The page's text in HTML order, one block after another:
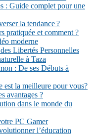
: Guide complet pour une
la tendance ?
pratiquée et comment ?
moderne
Libertés Personnelles
à Taza
: De ses Débuts à
est la meilleure pour vous?
avantages ?
dans le monde du
PC Gamer
l’éducation